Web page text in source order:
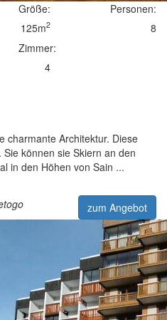
Größe:
125m2
Zimmer:
4
Personen:
8
charmante Architektur. Diese
können sie Skiern an den
in den Höhen von Sain ...
zum Angebot